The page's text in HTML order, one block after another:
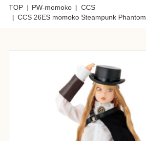
TOP PW-momoko
CCS
CCS 26ES momoko Steampunk Phantom